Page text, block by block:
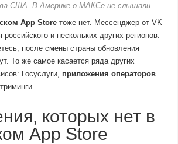
США. В Америке о МАКСе не слышали
App Storeтоже нет. Мессенджер от VK
и нескольких других регионов.
после смены страны обновления
То же самое касается ряда других
Госуслуги, приложения операторов
которых нет в
App Store